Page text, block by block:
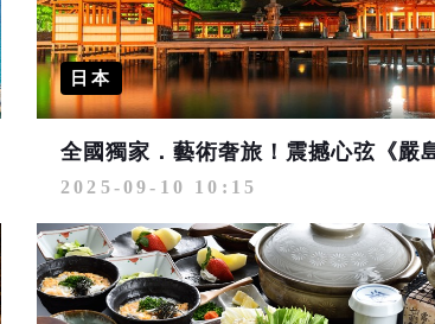
日本
2025-09-10 10:15